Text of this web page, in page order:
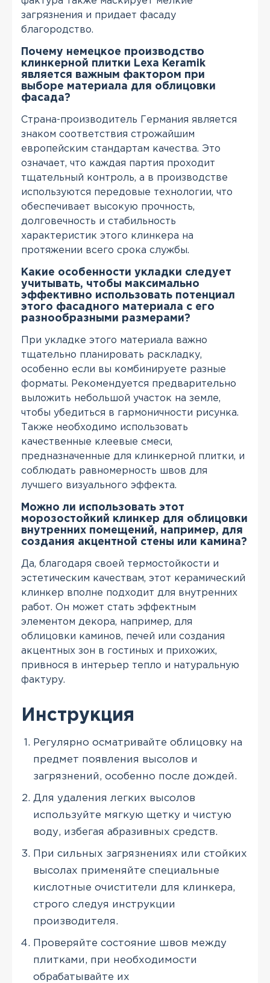
загрязнения и придает фасаду
благородство.
Почему немецкое производство
клинкерной плитки Lexa Keramik
является важным фактором при
выборе материала для облицовки
фасада?
Страна-производитель Германия является
знаком соответствия строжайшим
европейским стандартам качества. Это
означает, что каждая партия проходит
тщательный контроль, а в производстве
используются передовые технологии, что
обеспечивает высокую прочность,
долговечность и стабильность
характеристик этого клинкера на
протяжении всего срока службы.
Какие особенности укладки следует
учитывать, чтобы максимально
эффективно использовать потенциал
этого фасадного материала с его
разнообразными размерами?
При укладке этого материала важно
тщательно планировать раскладку,
особенно если вы комбинируете разные
форматы. Рекомендуется предварительно
выложить небольшой участок на земле,
чтобы убедиться в гармоничности рисунка.
Также необходимо использовать
качественные клеевые смеси,
предназначенные для клинкерной плитки, и
соблюдать равномерность швов для
лучшего визуального эффекта.
Можно ли использовать этот
морозостойкий клинкер для облицовки
внутренних помещений, например, для
создания акцентной стены или камина?
Да, благодаря своей термостойкости и
эстетическим качествам, этот керамический
клинкер вполне подходит для внутренних
работ. Он может стать эффектным
элементом декора, например, для
облицовки каминов, печей или создания
акцентных зон в гостиных и прихожих,
привнося в интерьер тепло и натуральную
фактуру.
Инструкция
Регулярно осматривайте облицовку на
предмет появления высолов и
загрязнений, особенно после дождей.
Для удаления легких высолов
используйте мягкую щетку и чистую
воду, избегая абразивных средств.
При сильных загрязнениях или стойких
высолах применяйте специальные
кислотные очистители для клинкера,
строго следуя инструкции
производителя.
Проверяйте состояние швов между
плитками, при необходимости
обрабатывайте их